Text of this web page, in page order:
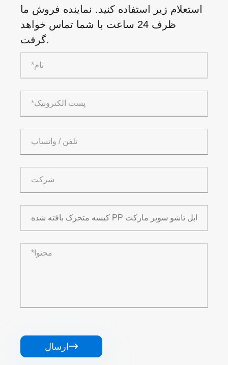
استعلام زیر استفاده کنید. نماینده فروش ما
ظرف 24 ساعت با شما تماس خواهد
گرفت.
ارسال